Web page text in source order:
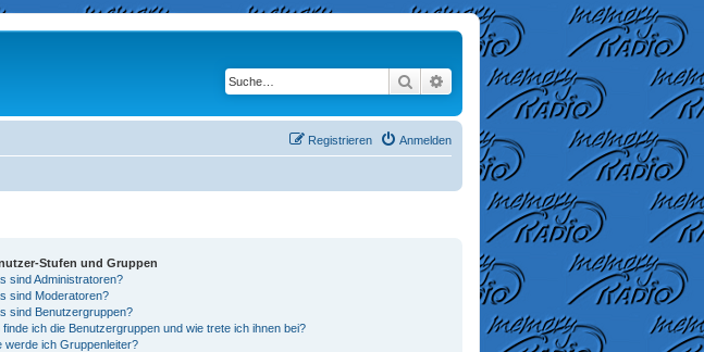
Suche Erweiterte Suche
Anmelden
Registrieren
Stufen und Gruppen
sind Administratoren?
sind Moderatoren?
sind Benutzergruppen?
finde ich die Benutzergruppen und wie trete ich ihnen bei?
werde ich Gruppenleiter?